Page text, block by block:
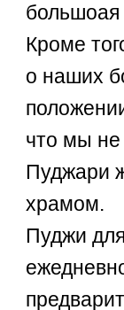
большоая
Кроме
о наших
что мы не
Пуджари
храмом.
Пуджи